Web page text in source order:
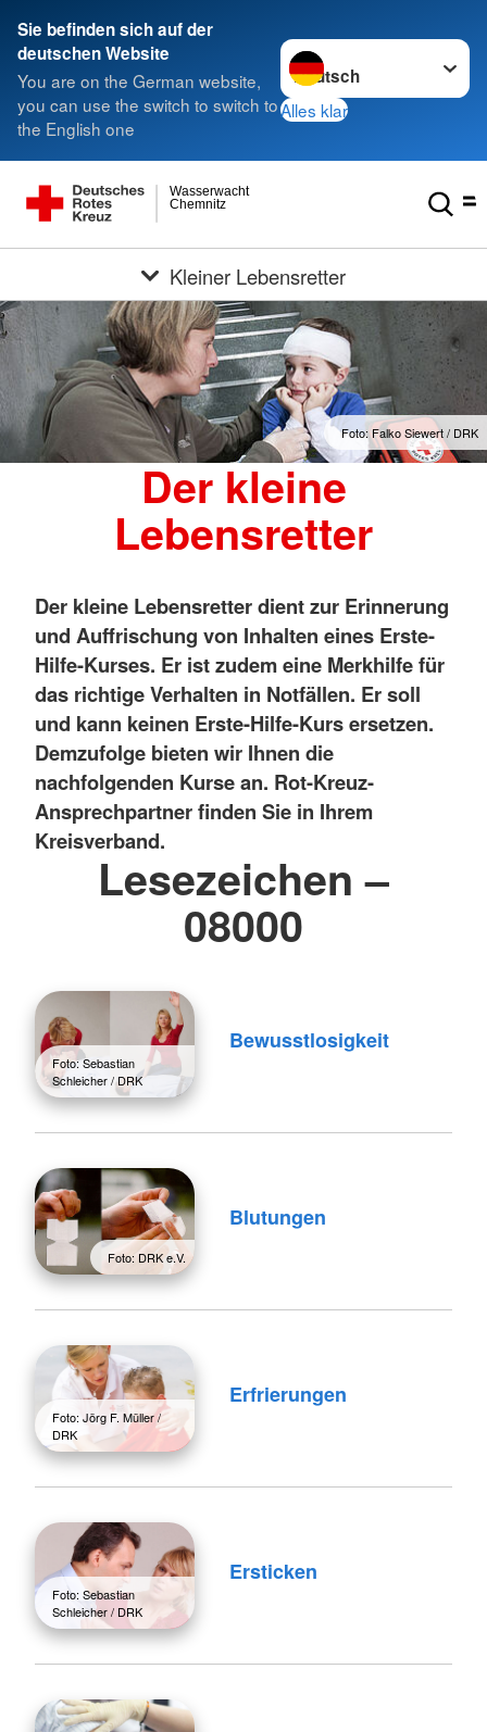
Sie befinden sich auf der
deutschen Website
You are on the German website,
you can use the switch to switch to
the English one
Sprache wechseln zu
Alles klar
Chemnitz
Wasserwacht
Kleiner Lebensretter
Foto: Falko Siewert / DRK
Der kleine
Lebensretter
Der kleine Lebensretter dient zur Erinnerung
und Auffrischung von Inhalten eines Erste-
Hilfe-Kurses. Er ist zudem eine Merkhilfe für
das richtige Verhalten in Notfällen. Er soll
und kann keinen Erste-Hilfe-Kurs ersetzen.
Demzufolge bieten wir Ihnen die
nachfolgenden Kurse an. Rot-Kreuz-
Ansprechpartner finden Sie in Ihrem
Kreisverband.
Lesezeichen –
08000
Foto: Sebastian
Schleicher / DRK
Bewusstlosigkeit
Foto: DRK e.V.
Blutungen
Foto: Jörg F. Müller /
DRK
Erfrierungen
Foto: Sebastian
Schleicher / DRK
Ersticken